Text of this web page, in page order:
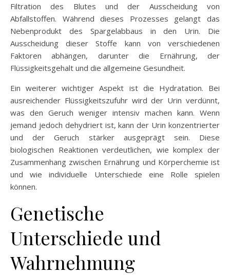
Filtration des Blutes und der Ausscheidung von
Abfallstoffen. Während dieses Prozesses gelangt das
Nebenprodukt des Spargelabbaus in den Urin. Die
Ausscheidung dieser Stoffe kann von verschiedenen
Faktoren abhängen, darunter die Ernährung, der
Flüssigkeitsgehalt und die allgemeine Gesundheit.
Ein weiterer wichtiger Aspekt ist die Hydratation. Bei
ausreichender Flüssigkeitszufuhr wird der Urin verdünnt,
was den Geruch weniger intensiv machen kann. Wenn
jemand jedoch dehydriert ist, kann der Urin konzentrierter
und der Geruch stärker ausgeprägt sein. Diese
biologischen Reaktionen verdeutlichen, wie komplex der
Zusammenhang zwischen Ernährung und Körperchemie ist
und wie individuelle Unterschiede eine Rolle spielen
können.
Genetische
Unterschiede und
Wahrnehmung